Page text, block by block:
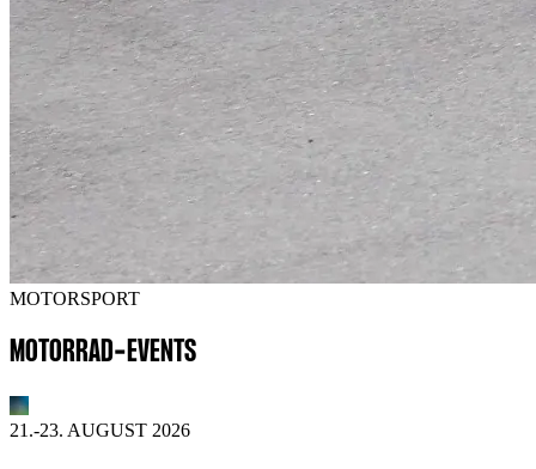
MOTORSPORT
MOTORRAD-EVENTS
21.-23. AUGUST 2026